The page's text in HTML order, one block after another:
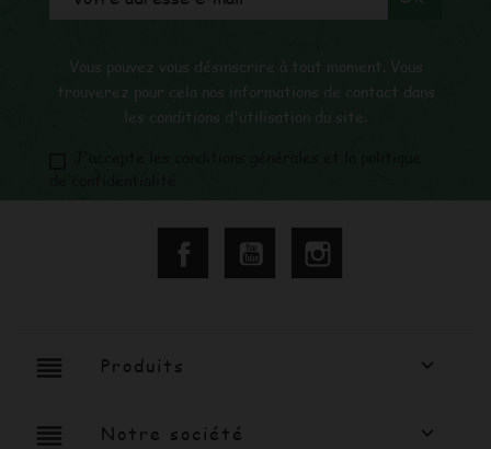
Vous pouvez vous désinscrire à tout moment. Vous
trouverez pour cela nos informations de contact dans
les conditions d'utilisation du site.
Facebook YouTube
reorder Produits 
reorder Notre société 